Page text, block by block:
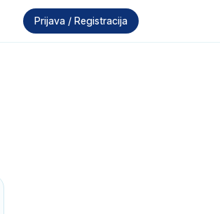
Prijava / Registracija